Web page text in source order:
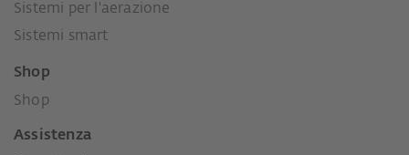
Sistemi per l'aerazione
Sistemi smart
Shop
Shop
Assistenza